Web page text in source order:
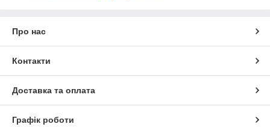
Про нас
Контакти
Доставка та оплата
Графік роботи